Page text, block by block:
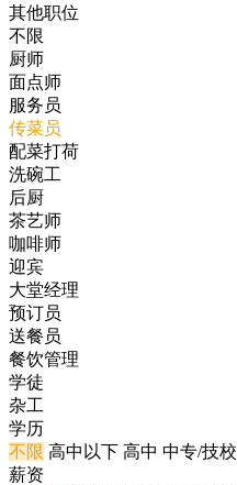
其他职位
不限
厨师
面点师
服务员
传菜员
配菜打荷
洗碗工
后厨
茶艺师
咖啡师
迎宾
大堂经理
预订员
送餐员
餐饮管理
学徒
杂工
学历
不限 高中以下 高中 中专/技校
薪资